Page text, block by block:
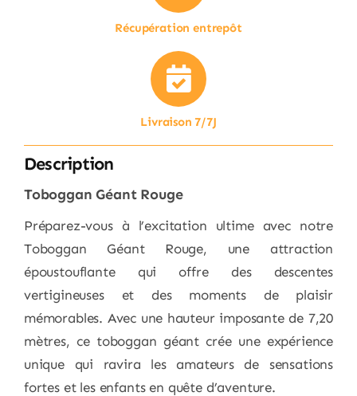
Récupération entrepôt
Livraison 7/7J
Description
Toboggan Géant Rouge
Préparez-vous à l’excitation ultime avec notre
Toboggan Géant Rouge, une attraction
époustouflante qui offre des descentes
vertigineuses et des moments de plaisir
mémorables. Avec une hauteur imposante de 7,20
mètres, ce toboggan géant crée une expérience
unique qui ravira les amateurs de sensations
fortes et les enfants en quête d’aventure.